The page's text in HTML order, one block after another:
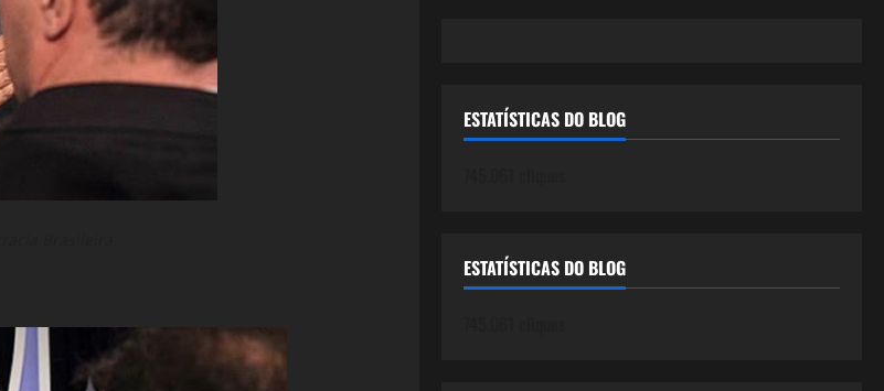
ESTATÍSTICAS DO BLOG
ESTATÍSTICAS DO BLOG